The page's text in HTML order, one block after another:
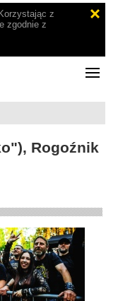
z
zgodnie z
Rogoźnik